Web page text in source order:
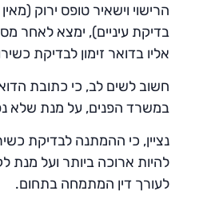
הרישוי וישאיר טופס ירוק
בדיקת עיניים), ימצא לאחר
אליו בדואר זימון לבדיקת
חשוב לשים לב, כי כתובת
במשרד הפנים, על מנת שלא
נציין, כי ההמתנה לבדיקת
להיות ארוכה ביותר ועל מנת
לעורך דין המתמחה בתחום.